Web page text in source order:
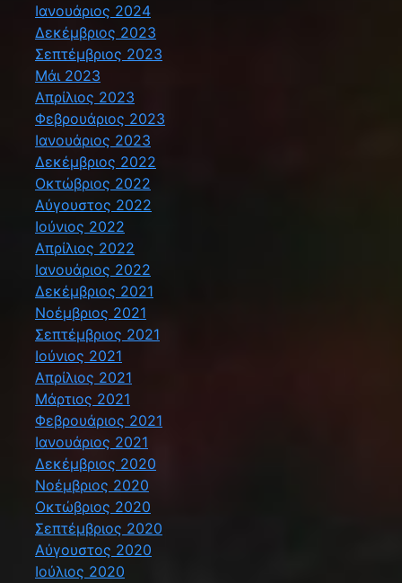
Ιανουάριος 2024
Δεκέμβριος 2023
Σεπτέμβριος 2023
Μάι 2023
Απρίλιος 2023
Φεβρουάριος 2023
Ιανουάριος 2023
Δεκέμβριος 2022
Οκτώβριος 2022
Αύγουστος 2022
Ιούνιος 2022
Απρίλιος 2022
Ιανουάριος 2022
Δεκέμβριος 2021
Νοέμβριος 2021
Σεπτέμβριος 2021
Ιούνιος 2021
Απρίλιος 2021
Μάρτιος 2021
Φεβρουάριος 2021
Ιανουάριος 2021
Δεκέμβριος 2020
Νοέμβριος 2020
Οκτώβριος 2020
Σεπτέμβριος 2020
Αύγουστος 2020
Ιούλιος 2020